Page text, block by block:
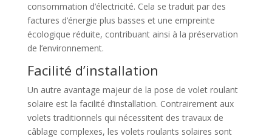
consommation d’électricité. Cela se traduit par des
factures d’énergie plus basses et une empreinte
écologique réduite, contribuant ainsi à la préservation
de l’environnement.
Facilité d’installation
Un autre avantage majeur de la pose de volet roulant
solaire est la facilité d’installation. Contrairement aux
volets traditionnels qui nécessitent des travaux de
câblage complexes, les volets roulants solaires sont